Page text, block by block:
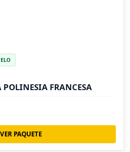
POLINESIA FRANCESA
VER PAQUETE